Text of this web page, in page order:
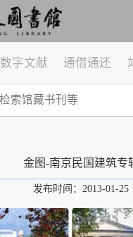
数字文献 通借通还
金图-南京民国建筑专
发布时间：2013-01-25